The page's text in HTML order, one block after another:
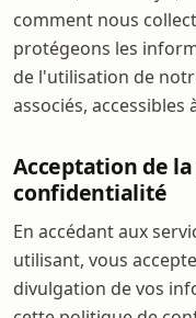
comment nous
protégeons les
de l'utilisation de
associés, accessibles
Acceptation de
confidentialité
En accédant aux
utilisant, vous
divulgation de vos